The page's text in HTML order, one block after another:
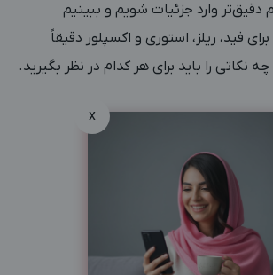
دقیق‌تر وارد جزئیات شویم و ببینیم
برای فید، ریلز، استوری و اکسپلور دقیقاً
نکاتی را باید برای هر کدام در نظر بگیرید.
x